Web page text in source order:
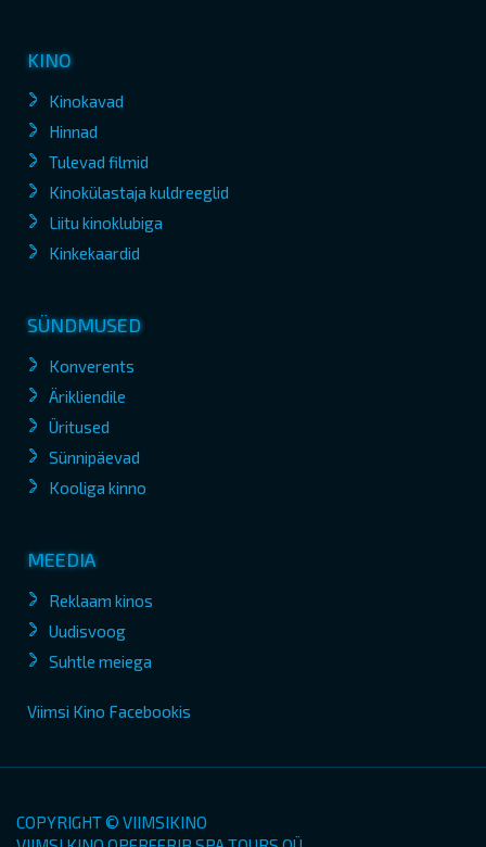
KINO
Kinokavad
Hinnad
Tulevad filmid
Kinokülastaja kuldreeglid
Liitu kinoklubiga
Kinkekaardid
SÜNDMUSED
Konverents
Ärikliendile
Üritused
Sünnipäevad
Kooliga kinno
MEEDIA
Reklaam kinos
Uudisvoog
Suhtle meiega
Viimsi Kino Facebookis
COPYRIGHT © VIIMSIKINO